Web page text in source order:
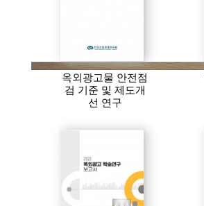
옥외광고물 안전점
검 기준 및 제도개
선 연구